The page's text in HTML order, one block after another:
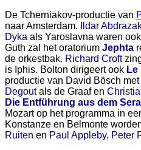
De Tcherniakov-productie van
naar Amsterdam.
Ildar
Dyka als Yaroslavna waren
Guth zal het oratorium Jephta
de orkestbak. Richard Croft
is Iphis. Bolton dirigeert ook
productie van David Bösch
Degoutals de Graaf en
Die Entführung aus dem
Mozart op het programma in
Konstanze en Belmonte
Ruiten en Paul Appleby, Peter